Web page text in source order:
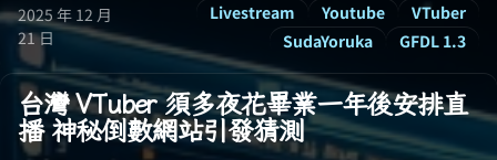
2025 年 12 月
21 日
Livestream Youtube
VTuber
SudaYoruka
GFDL 1.3
台灣 VTuber 須多夜花畢業一年後安排直
播 神秘倒數網站引發猜測